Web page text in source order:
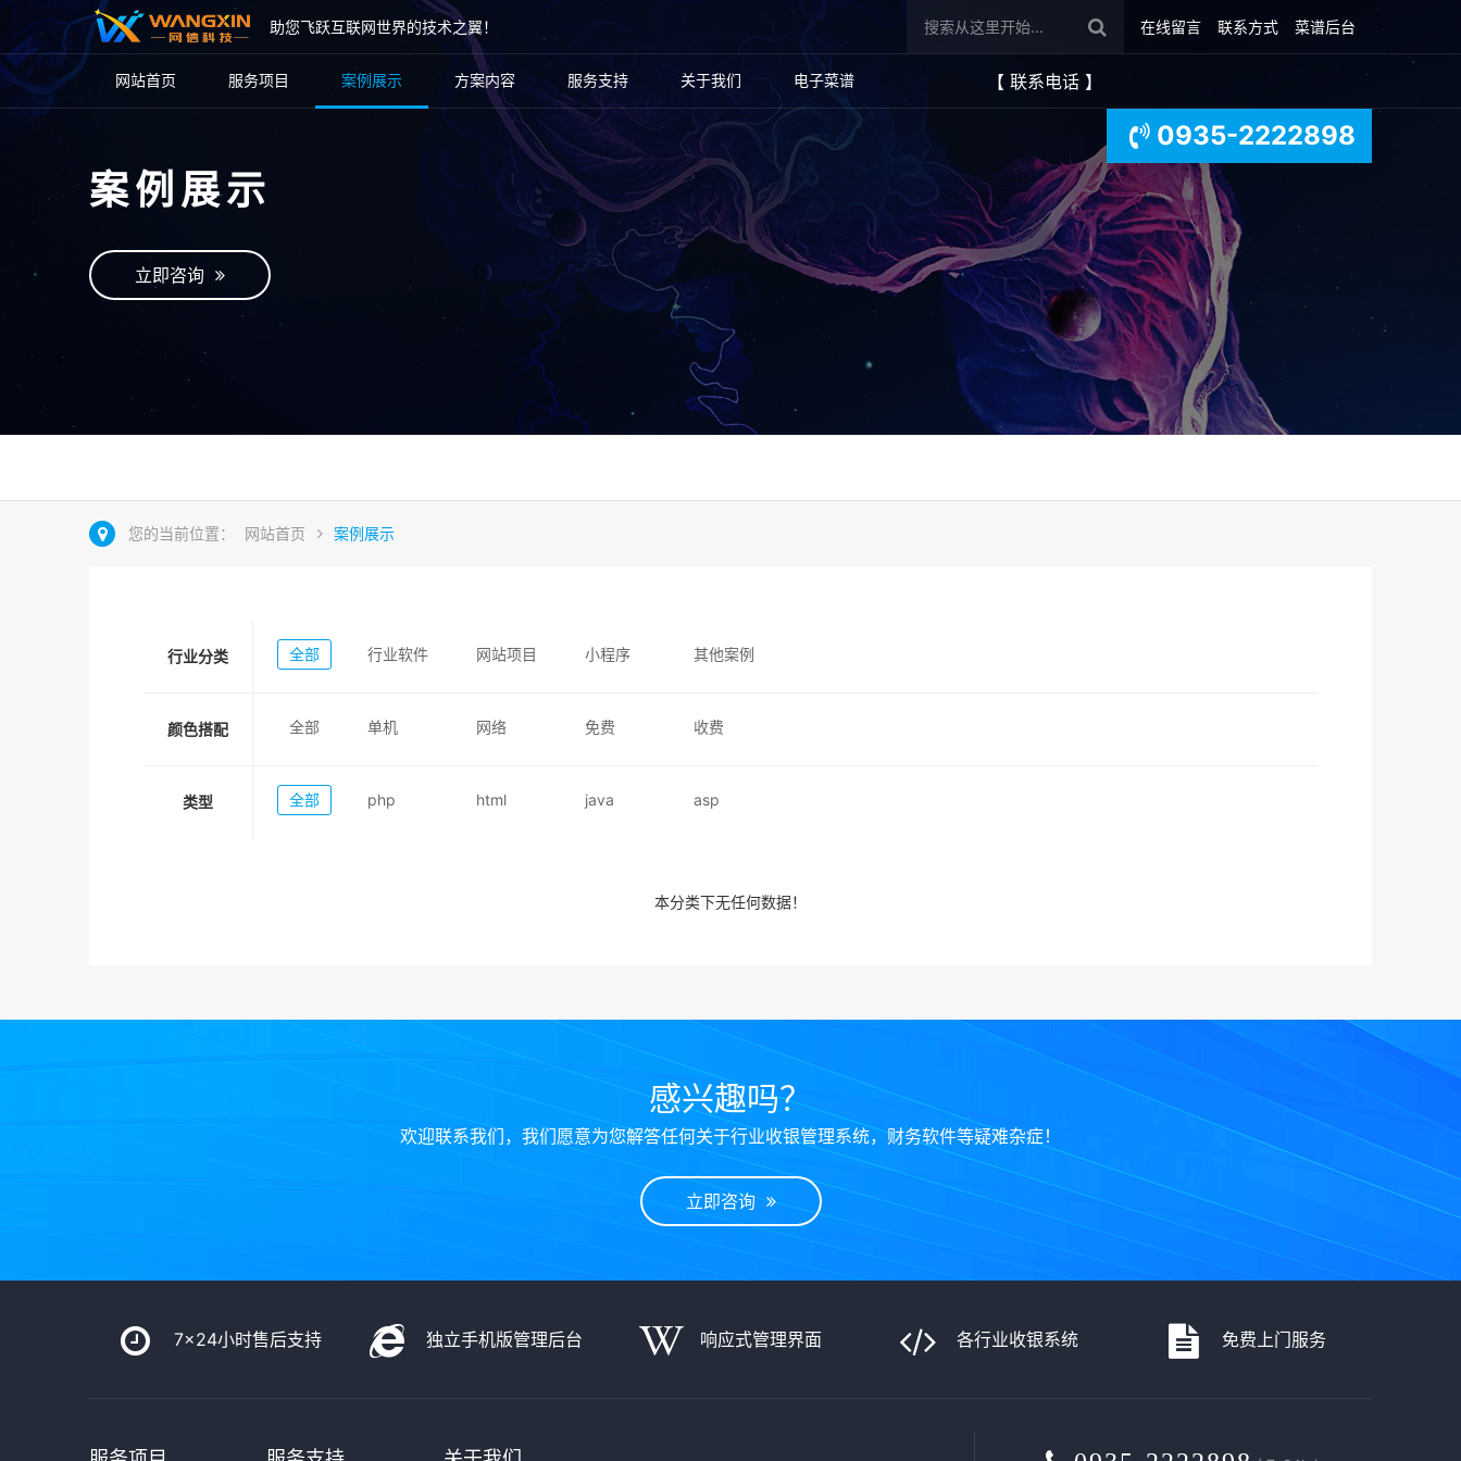
助您飞跃互联网世界的技术之翼！ 在线留言 联系方式 菜谱后台
网站首页 服务项目 案例展示 方案内容 服务支持 关于我们 电子菜谱 【 联系电话 】
0935-2222898
案例展示
立即咨询
您的当前位置： 网站首页 案例展示
行业分类 全部 行业软件 网站项目 小程序 其他案例
颜色搭配 全部 单机 网络 免费 收费
类型 全部 php html java asp
本分类下无任何数据！
感兴趣吗？
欢迎联系我们，我们愿意为您解答任何关于行业收银管理系统，财务软件等疑难杂症！
立即咨询
7x24小时售后支持 独立手机版管理后台 响应式管理界面 各行业收银系统 免费上门服务